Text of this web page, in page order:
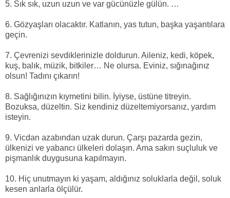
5. Sık sık, uzun uzun ve var gücünüzle gülün. …
6. Gözyaşları olacaktır. Katlanın, yas tutun, başka yaşantılara
geçin.
7. Çevrenizi sevdiklerinizle doldurun. Aileniz, kedi, köpek,
kuş, balık, müzik, bitkiler… Ne olursa. Eviniz, sığınağınız
olsun! Tadını çıkarın!
8. Sağlığınızın kıymetini bilin. İyiyse, üstüne titreyin.
Bozuksa, düzeltin. Siz kendiniz düzeltemiyorsanız, yardım
isteyin.
9. Vicdan azabından uzak durun. Çarşı pazarda gezin,
ülkenizi ve yabancı ülkeleri dolaşın. Ama sakın suçluluk ve
pişmanlık duygusuna kapılmayın.
10. Hiç unutmayın ki yaşam, aldığınız soluklarla değil, soluk
kesen anlarla ölçülür.